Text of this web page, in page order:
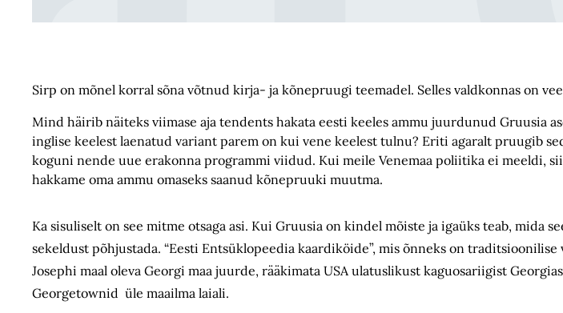
Sirp on mõnel korral sõna võtnud kirja- ja kõnepruugi teemadel. Selles valdkonnas on
Mind häirib näiteks viimase aja tendents hakata eesti keeles ammu juurdunud Gruusia
inglise keelest laenatud variant parem on kui vene keelest tulnu? Eriti agaralt pruugib
koguni nende uue erakonna programmi viidud. Kui meile Venemaa poliitika ei meeldi,
hakkame oma ammu omaseks saanud kõnepruuki muutma.
Ka sisuliselt on see mitme otsaga asi. Kui Gruusia on kindel mõiste ja igaüks teab, mida
sekeldust põhjustada. “Eesti Entsüklopeedia kaardiköide”, mis õnneks on
Josephi maal oleva Georgi maa juurde, rääkimata USA ulatuslikust kaguosariigist
Georgetownid üle maailma laiali.